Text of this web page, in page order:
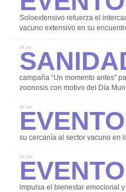
Alternativas para un uso
Manejo
Soloextensivo refuerza el
vacuno extensivo en su
08 Jul
campaña “Un momento antes”
zoonosis con motivo del Día
30 Jun
su cercanía al sector vacuno en
19 Jun
impulsa el bienestar emocional